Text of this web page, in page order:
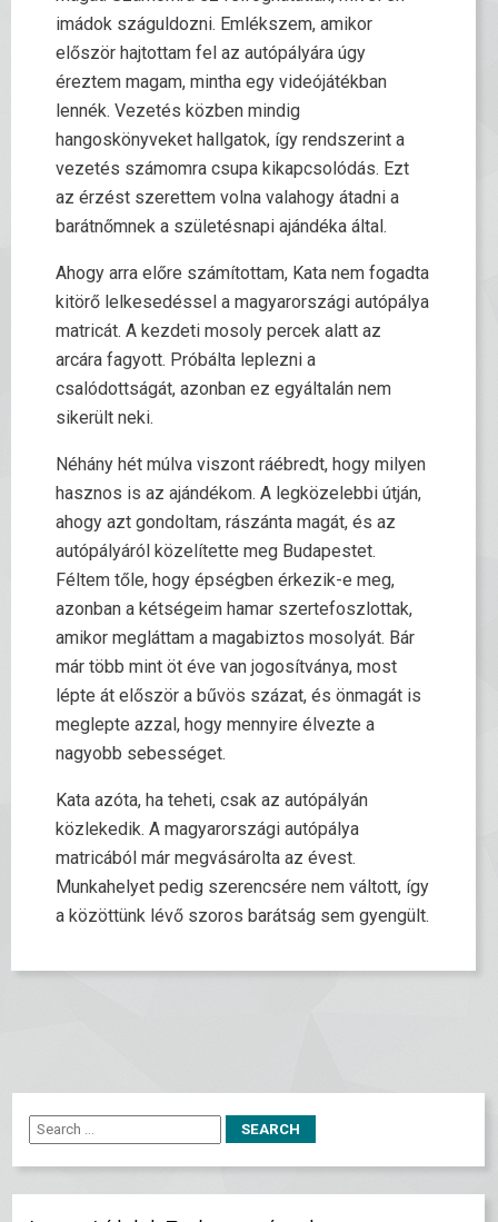
imádok száguldozni. Emlékszem, amikor
először hajtottam fel az autópályára úgy
éreztem magam, mintha egy videójátékban
lennék. Vezetés közben mindig
hangoskönyveket hallgatok, így rendszerint a
vezetés számomra csupa kikapcsolódás. Ezt
az érzést szerettem volna valahogy átadni a
barátnőmnek a születésnapi ajándéka által.
Ahogy arra előre számítottam, Kata nem fogadta
kitörő lelkesedéssel a magyarországi autópálya
matricát. A kezdeti mosoly percek alatt az
arcára fagyott. Próbálta leplezni a
csalódottságát, azonban ez egyáltalán nem
sikerült neki.
Néhány hét múlva viszont ráébredt, hogy milyen
hasznos is az ajándékom. A legközelebbi útján,
ahogy azt gondoltam, rászánta magát, és az
autópályáról közelítette meg Budapestet.
Féltem tőle, hogy épségben érkezik-e meg,
azonban a kétségeim hamar szertefoszlottak,
amikor megláttam a magabiztos mosolyát. Bár
már több mint öt éve van jogosítványa, most
lépte át először a bűvös százat, és önmagát is
meglepte azzal, hogy mennyire élvezte a
nagyobb sebességet.
Kata azóta, ha teheti, csak az autópályán
közlekedik. A magyarországi autópálya
matricából már megvásárolta az évest.
Munkahelyet pedig szerencsére nem váltott, így
a közöttünk lévő szoros barátság sem gyengült.